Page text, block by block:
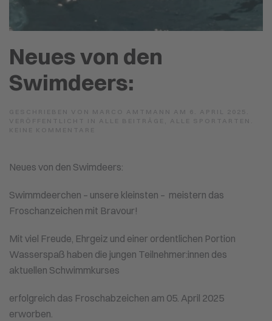
Neues von den
Swimdeers:
SWIMDEERS:
Neues von den Swimdeers:
Swimmdeerchen – unsere kleinsten – meistern das
Froschanzeichen mit Bravour!
Mit viel Freude, Ehrgeiz und einer ordentlichen Portion
Wasserspaß haben die jungen Teilnehmer:innen des
aktuellen Schwimmkurses
erfolgreich das Froschabzeichen am 05. April 2025
erworben.